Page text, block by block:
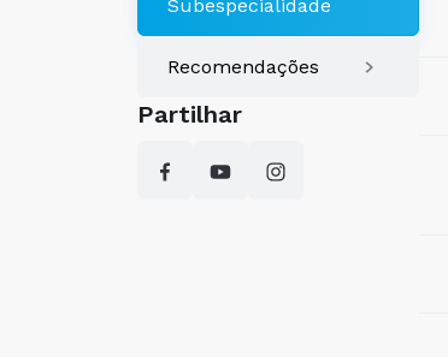
Subespecialidade
Recomendações
Partilhar